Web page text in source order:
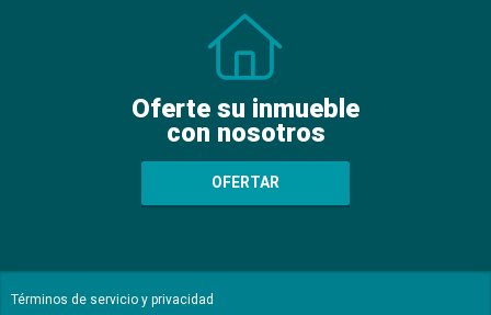
Oferte su inmueble
con nosotros
OFERTAR